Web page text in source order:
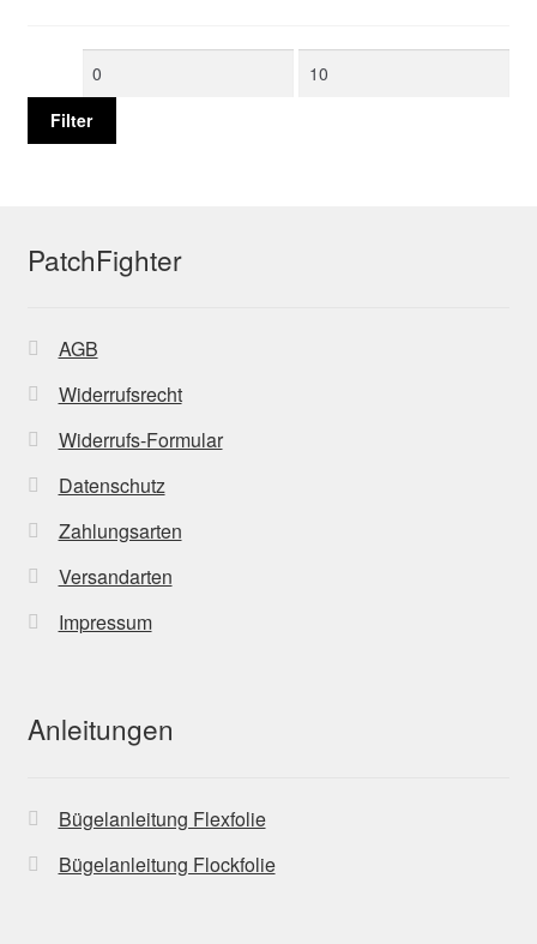
Min.
Max.
Filter
PatchFighter
AGB
Widerrufsrecht
Widerrufs-Formular
Datenschutz
Zahlungsarten
Versandarten
Impressum
Anleitungen
Bügelanleitung Flexfolie
Bügelanleitung Flockfolie